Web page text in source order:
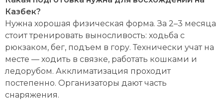
Казбек?
Нужна хорошая физическая форма. За 2–3 месяца
стоит тренировать выносливость: ходьба с
рюкзаком, бег, подъем в гору. Технически учат на
месте — ходить в связке, работать кошками и
ледорубом. Акклиматизация проходит
постепенно. Организаторы дают часть
снаряжения.